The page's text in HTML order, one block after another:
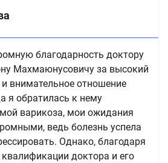
благодарность доктору
Махмаюнусовичу за высокий
внимательное отношение
я обратилась к нему
варикоза​, мои ожидания
ведь болезнь успела
Однако, благодаря
доктора и его